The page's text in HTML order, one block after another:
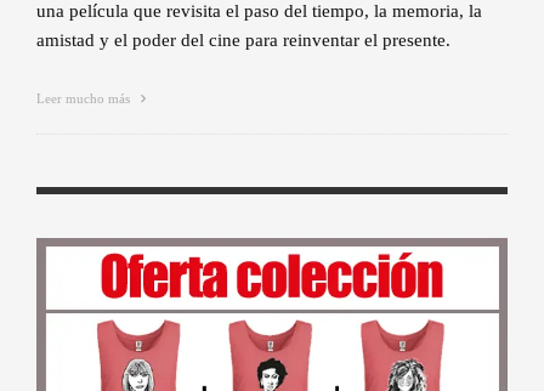
una película que revisita el paso del tiempo, la memoria, la
amistad y el poder del cine para reinventar el presente.
Leer mucho más